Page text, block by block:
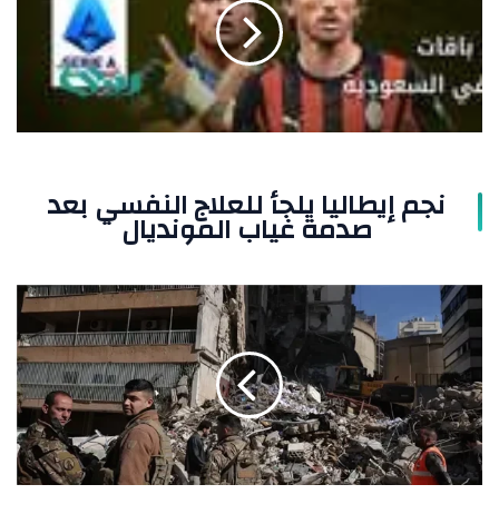
النفسي
بعد
صدمة
غياب
المونديال
نجم إيطاليا يلجأ للعلاج النفسي بعد
صدمة غياب المونديال
إسرائيل
تعلن
تفاصيل
ضربتها
الواسعة
في
لبنان